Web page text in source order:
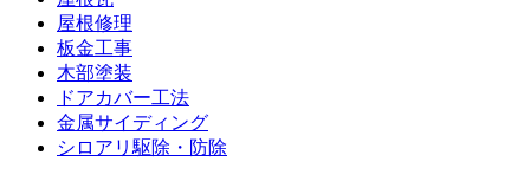
屋根修理
板金工事
木部塗装
ドアカバー工法
金属サイディング
シロアリ駆除・防除